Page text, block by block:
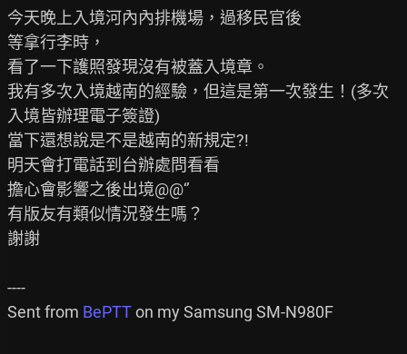
今天晚上入境河內內排機場，過移民官後
等拿行李時，
看了一下護照發現沒有被蓋入境章。
我有多次入境越南的經驗，但這是第一次發生！(多次
入境皆辦理電子簽證)
當下還想說是不是越南的新規定?!
明天會打電話到台辦處問看看
擔心會影響之後出境@@‘’
有版友有類似情況發生嗎？
謝謝
----
Sent from BePTT on my Samsung SM-N980F